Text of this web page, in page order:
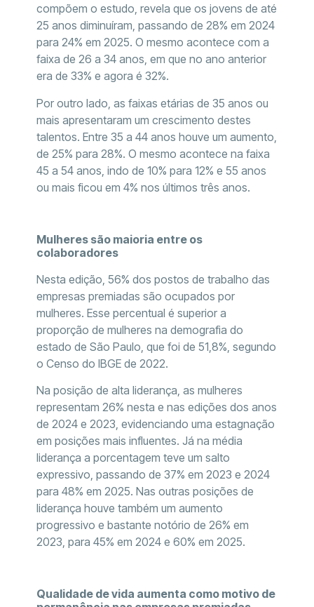
compõem o estudo, revela que os jovens de até
25 anos diminuíram, passando de 28% em 2024
para 24% em 2025. O mesmo acontece com a
faixa de 26 a 34 anos, em que no ano anterior
era de 33% e agora é 32%.
Por outro lado, as faixas etárias de 35 anos ou
mais apresentaram um crescimento destes
talentos. Entre 35 a 44 anos houve um aumento,
de 25% para 28%. O mesmo acontece na faixa
45 a 54 anos, indo de 10% para 12% e 55 anos
ou mais ficou em 4% nos últimos três anos.
Mulheres são maioria entre os
colaboradores
Nesta edição, 56% dos postos de trabalho das
empresas premiadas são ocupados por
mulheres. Esse percentual é superior a
proporção de mulheres na demografia do
estado de São Paulo, que foi de 51,8%, segundo
o Censo do IBGE de 2022.
Na posição de alta liderança, as mulheres
representam 26% nesta e nas edições dos anos
de 2024 e 2023, evidenciando uma estagnação
em posições mais influentes. Já na média
liderança a porcentagem teve um salto
expressivo, passando de 37% em 2023 e 2024
para 48% em 2025. Nas outras posições de
liderança houve também um aumento
progressivo e bastante notório de 26% em
2023, para 45% em 2024 e 60% em 2025.
Qualidade de vida aumenta como motivo de